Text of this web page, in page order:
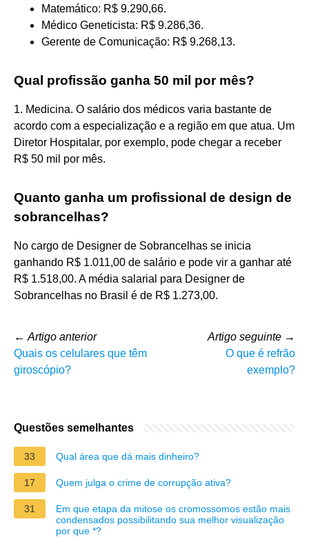
Matemático: R$ 9.290,66.
Médico Geneticista: R$ 9.286,36.
Gerente de Comunicação: R$ 9.268,13.
Qual profissão ganha 50 mil por mês?
1. Medicina. O salário dos médicos varia bastante de
acordo com a especialização e a região em que atua. Um
Diretor Hospitalar, por exemplo, pode chegar a receber
R$ 50 mil por mês.
Quanto ganha um profissional de design de
sobrancelhas?
No cargo de Designer de Sobrancelhas se inicia
ganhando R$ 1.011,00 de salário e pode vir a ganhar até
R$ 1.518,00. A média salarial para Designer de
Sobrancelhas no Brasil é de R$ 1.273,00.
← Artigo anterior
Quais os celulares que têm
giroscópio?
Artigo seguinte →
O que é refrão
exemplo?
Questões semelhantes
33 Qual área que dá mais dinheiro?
17 Quem julga o crime de corrupção ativa?
31
Em que etapa da mitose os cromossomos estão mais
condensados possibilitando sua melhor visualização
por que *?